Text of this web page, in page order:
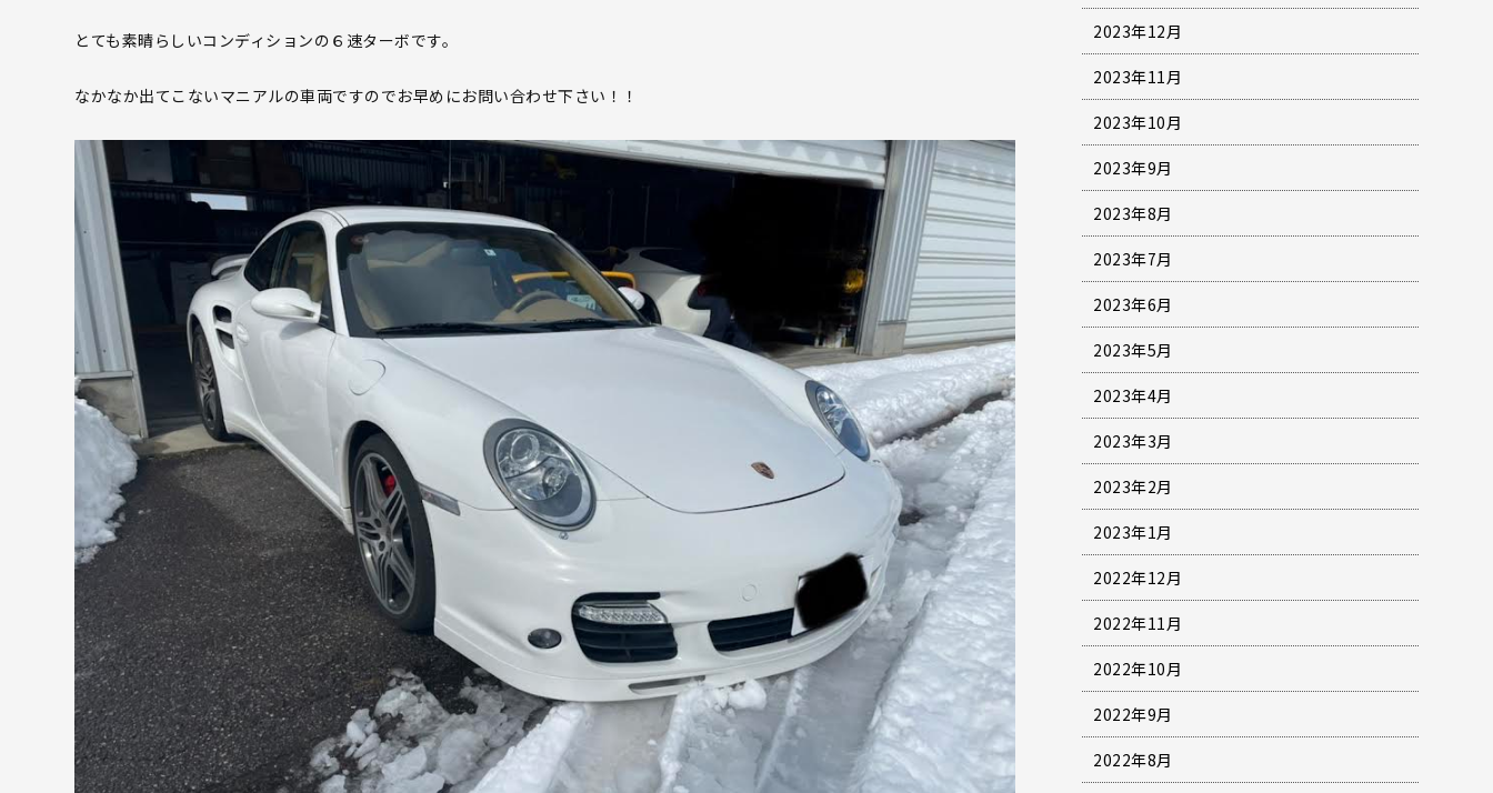
とても素晴らしいコンディションの６速ターボです。
なかなか出てこないマニアルの車両ですのでお早めにお問い合わせ下さい！！
2023年12月
2023年11月
2023年10月
2023年9月
2023年8月
2023年7月
2023年6月
2023年5月
2023年4月
2023年3月
2023年2月
2023年1月
2022年12月
2022年11月
2022年10月
2022年9月
2022年8月